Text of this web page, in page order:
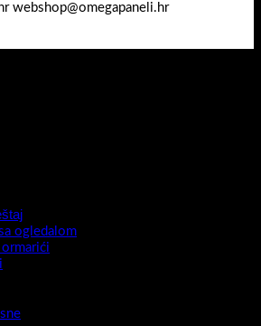
webshop@omegapaneli.hr
ogledalom